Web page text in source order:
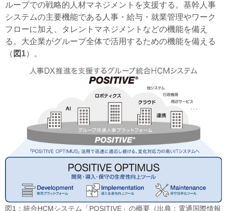
ループでの戦略的人材マネジメントを支援する。基幹人事
システムの主要機能である人事・給与・就業管理やワーク
フローに加え、タレントマネジメントなどの機能を備え
る。大企業がグループ全体で活用するための機能を備える
（ 図1）。
図1：統合HCMシステム「POSITIVE」の概要（出典：電通国際情報